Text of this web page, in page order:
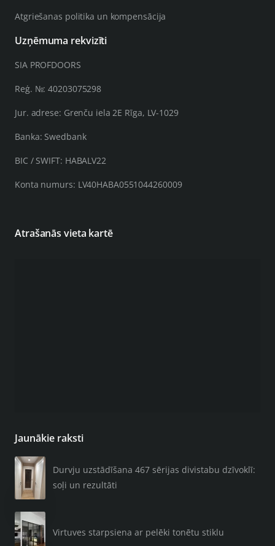
Atgriešanas politika un kompensācija
Uzņēmuma rekvizīti
SIA PROFDOORS
Reģ. №: 40203075298
Jur. adrese: Grenču iela 2E Rīga, LV-1029
Banka: Swedbank
BIC / SWIFT: HABALV22
Konta numurs: LV40HABA0551044260009
Atrašanās vieta kartē
Jaunākie raksti
Durvju uzstādīšana 467 sērijas divistabu dzīvoklī:
soļi un rezultāti
Virtuves starpsiena ar pelēki tonētu stiklu